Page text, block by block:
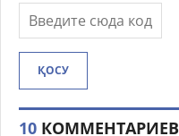
ҚОСУ
10 КОММЕНТАРИЕВ